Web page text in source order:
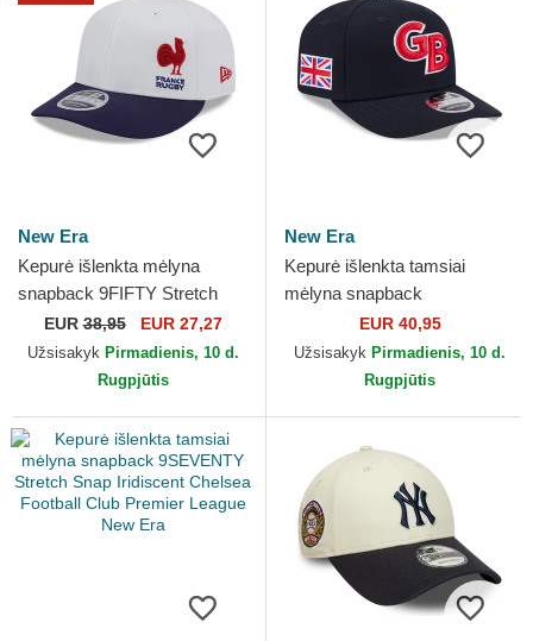
New Era
Kepurė išlenkta mėlyna
snapback 9FIFTY Stretch
Snap Flawless French Rugby
Federation FFR New Era
EUR38,95 EUR 27,27
Užsisakyk Pirmadienis, 10 d.
Rugpjūtis
New Era
Kepurė išlenkta tamsiai
mėlyna snapback
9SEVENTY Stretch Snap
Great Britain 2026 World
Baseball...
EUR 40,95
Užsisakyk Pirmadienis, 10 d.
Rugpjūtis